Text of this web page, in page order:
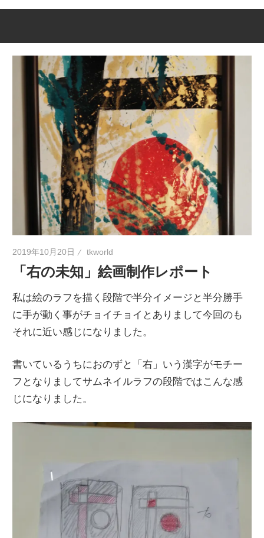
2019年10月20日 tkworld
「右の未知」絵画制作レポート
私は絵のラフを描く段階で半分イメージと半分勝手
に手が動く事がチョイチョイとありまして今回のも
それに近い感じになりました。
書いているうちにおのずと「右」いう漢字がモチー
フとなりましてサムネイルラフの段階ではこんな感
じになりました。